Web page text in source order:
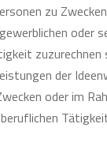
zu
oder
zuzurechnen
der
oder im